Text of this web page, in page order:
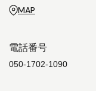
MAP
電話番号
050-1702-1090